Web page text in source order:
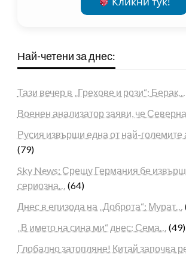
Най-четени за днес:
Тази вечер в „Грехове и рози“: Берак…
Военен анализатор заяви, че
Русия извърши една от най-големите
(79)
Sky News: Срещу Германия бе
сериозна… (64)
Днес в епизода на „Доброта“: Мурат…
„В името на сина ми“ днес: Сема… (49)
Глобално затопляне! Китай започва